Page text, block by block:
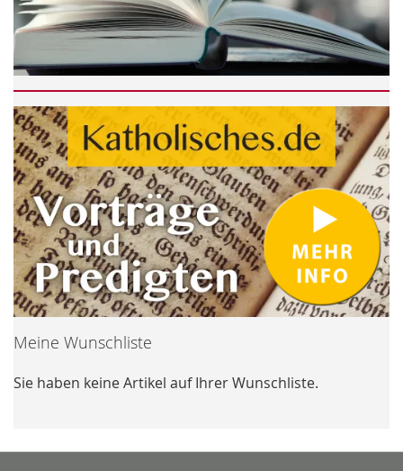
Meine Wunschliste
Sie haben keine Artikel auf Ihrer Wunschliste.